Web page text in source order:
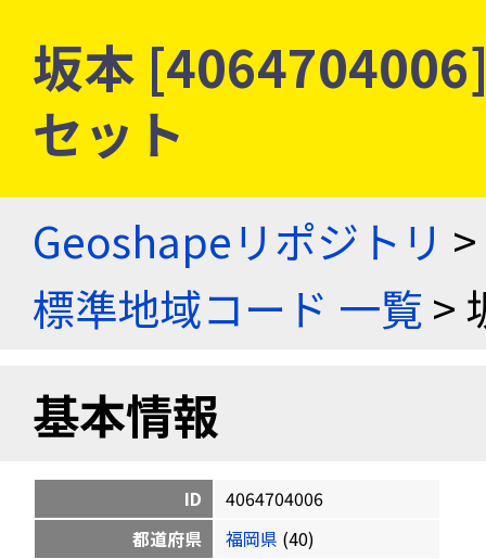
坂本
セット
Geoshapeリポジトリ >
標準地域コード 一覧>
基本情報
ID
4064704006
都道府県
福岡県 (40)